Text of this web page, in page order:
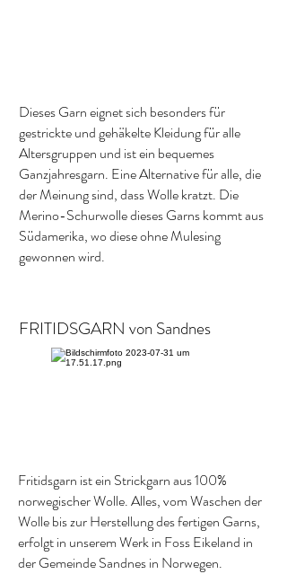
Dieses Garn eignet sich besonders für
gestrickte und gehäkelte Kleidung für alle
Altersgruppen und ist ein bequemes
Ganzjahresgarn. Eine Alternative für alle, die
der Meinung sind, dass Wolle kratzt. Die
Merino-Schurwolle dieses Garns kommt aus
Südamerika, wo diese ohne Mulesing
gewonnen wird.
FRITIDSGARN von Sandnes
Fritidsgarn ist ein Strickgarn aus 100%
norwegischer Wolle. Alles, vom Waschen der
Wolle bis zur Herstellung des fertigen Garns,
erfolgt in unserem Werk in Foss Eikeland in
der Gemeinde Sandnes in Norwegen.